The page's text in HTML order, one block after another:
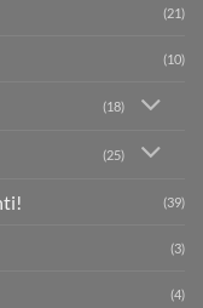
(21)
(10)
(18)
(25)
(39)
(3)
(4)